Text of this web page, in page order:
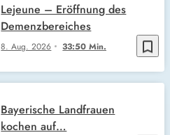
bookmark_border
8. Aug. 2026 33:50 Min.
Lejeune – Eröffnung des
Demenzbereiches
Bayerische Landfrauen
kochen auf…